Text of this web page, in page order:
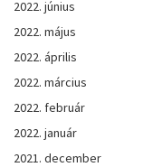
2022. június
2022. május
2022. április
2022. március
2022. február
2022. január
2021. december